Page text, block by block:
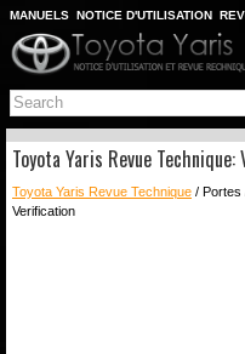
MANUELS NOTICE D'UTILISATION
PLAN DU SITE
CHERCHER
Toyota Yaris Revue
Toyota Yaris Revue Technique / Portes
Verification